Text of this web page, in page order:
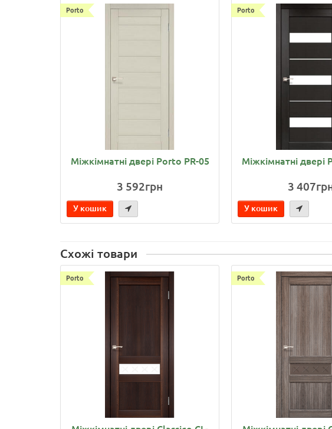
Porto
Міжкімнатні двері Porto PR-05
3 592грн
У кошик
Porto
Міжкімнатні двері
3
У кошик
Схожі товари
Porto Porto